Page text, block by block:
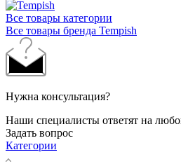
Все товары категории
Все товары бренда Tempish
Нужна консультация?
Наши специалисты ответят на
Задать вопрос
Категории